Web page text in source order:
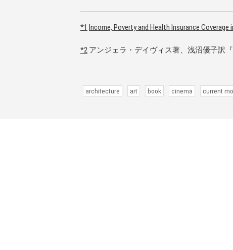
*1 Income, Poverty and Health Insurance
*2 アンジェラ・デイヴィス著、浅沼優子訳
architecture art book cinema current